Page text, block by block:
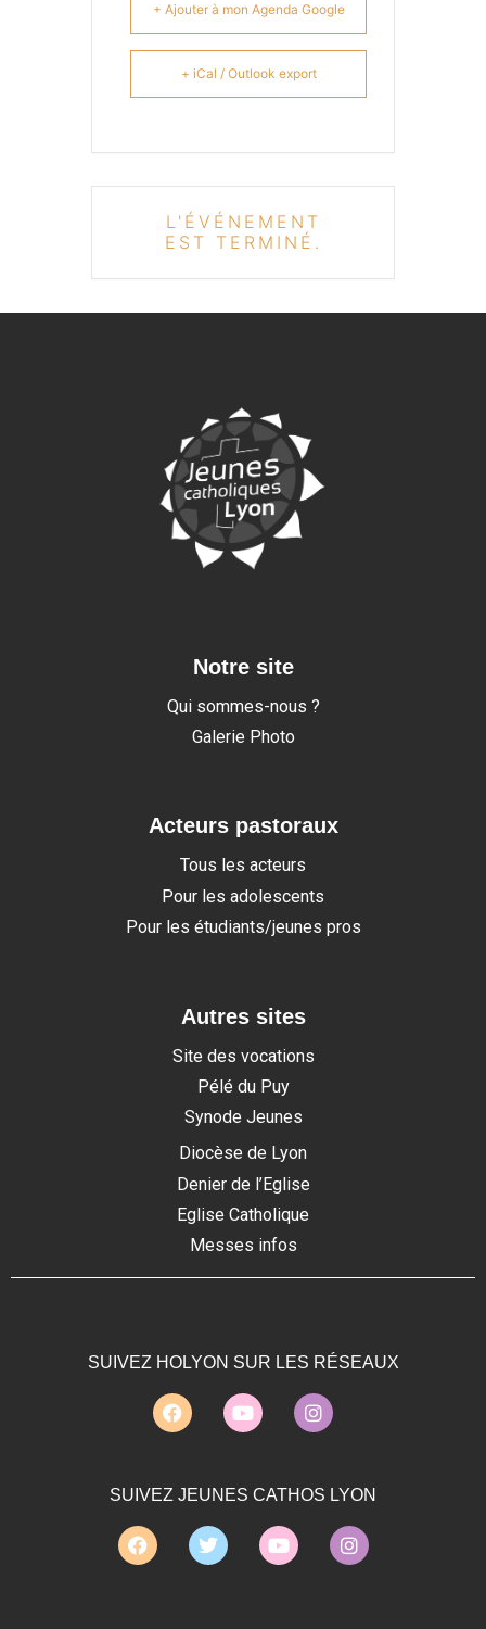
+ Ajouter à mon Agenda Google
+ iCal / Outlook export
L'ÉVÉNEMENT
EST TERMINÉ.
Notre site
Qui sommes-nous ?
Galerie Photo
Acteurs pastoraux
Tous les acteurs
Pour les adolescents
Pour les étudiants/jeunes pros
Autres sites
Site des vocations
Pélé du Puy
Synode Jeunes
Diocèse de Lyon
Denier de l’Eglise
Eglise Catholique
Messes infos
SUIVEZ HOLYON SUR LES RÉSEAUX
SUIVEZ JEUNES CATHOS LYON